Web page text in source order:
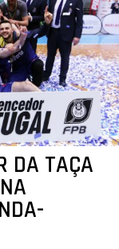
DA TAÇA